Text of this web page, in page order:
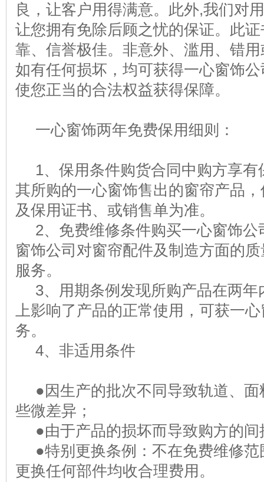
良，让客户用得满意。此外,我们对
让您拥有免除后顾之忧的保证。此
靠、信誉极佳。非意外、滥用、错
如有任何损坏，均可获得一心窗饰
使您正当的合法权益获得保障。
一心窗饰两年免费保用细则：
1、保用条件购货合同中购方享有
其所购的一心窗饰售出的窗帘产品
及保用证书、或销售单为准。
2、免费维修条件购买一心窗饰公
窗饰公司对窗帘配件及制造方面的
服务。
3、用期条例发现所购产品在两年
上影响了产品的正常使用，可获一
务。
4、非适用条件
●因生产的批次不同导致轨道、面
些微差异；
●由于产品的损坏而导致购方的间
●特别更换条例：不在免费维修范
更换任何部件均收合理费用。